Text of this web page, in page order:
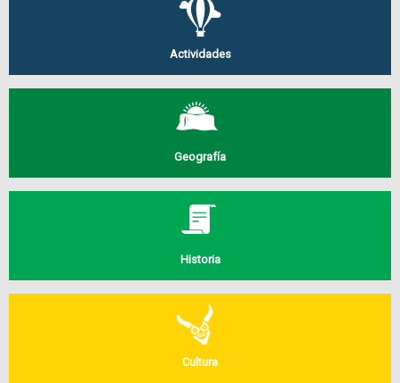
Actividades
Geografía
Historia
Cultura